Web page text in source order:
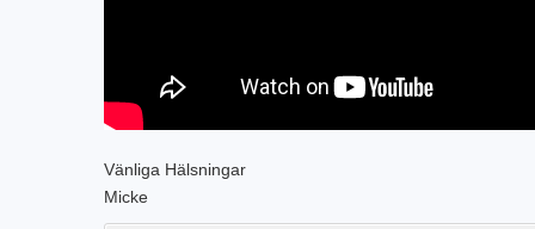
Vänliga Hälsningar
Micke